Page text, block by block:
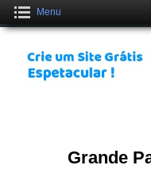
Menu
Grande
Crie uma Loja